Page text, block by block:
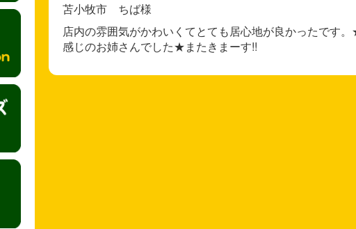
苫小牧市 ちば様
店内の雰囲気がかわいくてとても居心地が良かったで
感じのお姉さんでした★またきまーす!!